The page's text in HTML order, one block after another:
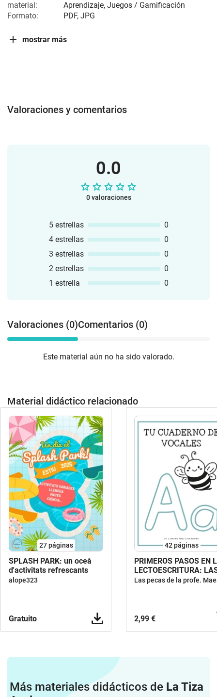
material:
Aprendizaje, Juegos / Gamificación
Formato:
PDF, JPG
mostrar más
Valoraciones y comentarios
0.0
0 valoraciones
5 estrellas
0
4 estrellas
0
3 estrellas
0
2 estrellas
0
1 estrella
0
Valoraciones (0)Comentarios (0)
Este material aún no ha sido valorado.
Material didáctico relacionado
27páginas
SPLASH PARK: un oceà
d'activitats refrescants
alope323
Gratuito
42páginas
PRIMEROS PASOS EN
LECTOESCRITURA:
VOCALES
2,99 €
Más materiales didácticos de La Tiza